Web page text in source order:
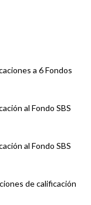
a 6 Fondos
al Fondo SBS
al Fondo SBS
de calificación